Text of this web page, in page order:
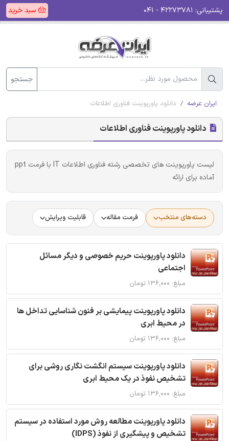
پشتیبانی: سبد خرید
جستجو
ایران عرضه دانلود پاورپوینت فناوری اطلاعات
دانلود پاورپوینت فناوری اطلاعات
لیست پاورپوینت های تخصصی رشته فناوری اطلاعات IT با فرمت ppt
آماده برای ارائه
دسته‌های منتخب فرمت مقاله قابلیت ویرایش
دانلود پاورپوینت حریم خصوصی و دیگر مسائل
اجتماعی
مبلغ: ۱۳۶,۰۰۰ تومان
دانلود پاورپوینت پیمایشی بر فنون شناسایی تداخل ها
در محیط ابری
مبلغ: ۱۳۶,۰۰۰ تومان
دانلود پاورپوینت سیستم انگشت نگاری روشی برای
تشخیص نفوذ در یک محیط ابری
مبلغ: ۱۳۶,۰۰۰ تومان
دانلود پاورپوینت مطالعه روش مورد استفاده در سیستم
تشخیص و پیشگیری از نفوذ (IDPS)